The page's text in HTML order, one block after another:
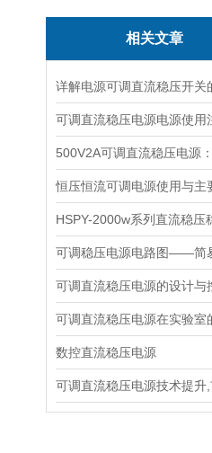
相关文章
恒压恒流可调电源使用与主
可调稳压电源电路图——简
可调直流稳压电源在实验室
数控直流稳压电源